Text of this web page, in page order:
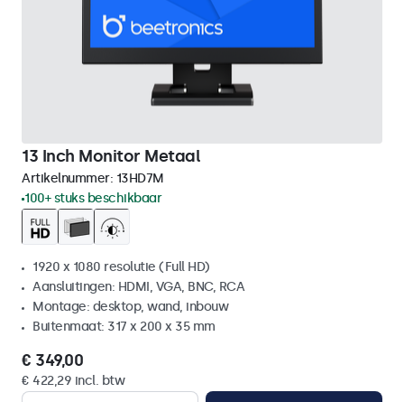
13 Inch Monitor Metaal
Artikelnummer: 13HD7M
100+ stuks beschikbaar
1920 x 1080 resolutie (Full HD)
Aansluitingen: HDMI, VGA, BNC, RCA
Montage: desktop, wand, inbouw
Buitenmaat: 317 x 200 x 35 mm
€ 349,00
€ 422,29 incl. btw